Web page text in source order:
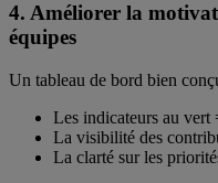
4. Améliorer la
équipes
Un tableau de bord bien
Les indicateurs au vert
La visibilité des
La clarté sur les